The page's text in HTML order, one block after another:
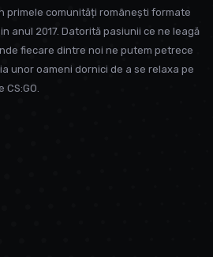
primele comunități românești formate
anul 2017. Datorită pasiunii ce ne leagă
fiecare dintre noi ne putem petrece
unor oameni dornici de a se relaxa pe